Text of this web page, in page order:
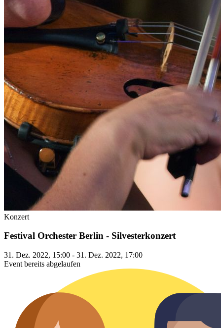
Konzert
Festival Orchester Berlin - Silvesterkonzert
31. Dez. 2022, 15:00 - 31. Dez. 2022, 17:00
Event bereits abgelaufen